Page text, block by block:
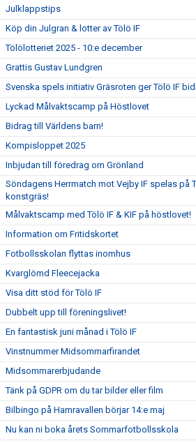
Julklappstips
Köp din Julgran & lotter av Tölö IF
Tölölotteriet 2025 - 10:e december
Grattis Gustav Lundgren
Svenska spels initiativ Gräsroten ger Tölö IF
Lyckad Målvaktscamp på Höstlovet
Bidrag till Världens barn!
Kompisloppet 2025
Inbjudan till föredrag om Grönland
Söndagens Herrmatch mot Vejby IF spelas på
konstgräs!
Målvaktscamp med Tölö IF & KIF på höstlovet!
Information om Fritidskortet
Fotbollsskolan flyttas inomhus
Kvarglömd Fleecejacka
Visa ditt stöd för Tölö IF
Dubbelt upp till föreningslivet!
En fantastisk juni månad i Tölö IF
Vinstnummer Midsommarfirandet
Midsommarerbjudande
Tänk på GDPR om du tar bilder eller film
Bilbingo på Hamravallen börjar 14:e maj
Nu kan ni boka årets Sommarfotbollsskola